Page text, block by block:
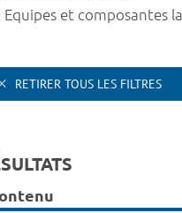
et composantes
RETIRER TOUS LES FILTRES